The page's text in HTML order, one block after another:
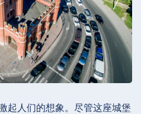
起人们的想象。尽管这座城堡